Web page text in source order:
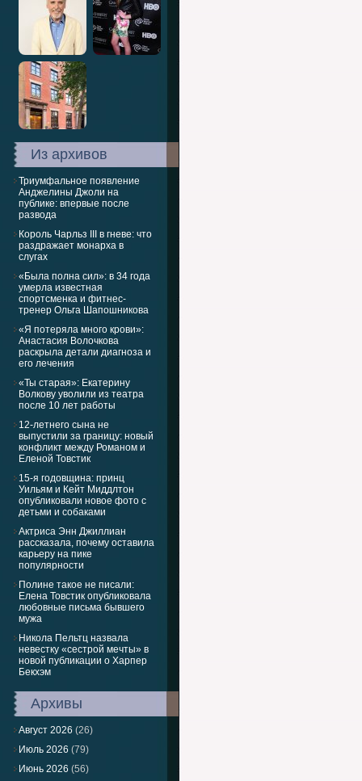
Из архивов
Триумфальное появление
Анджелины Джоли на
публике: впервые после
развода
Король Чарльз III в гневе: что
раздражает монарха в
слугах
«Была полна сил»: в 34 года
умерла известная
спортсменка и фитнес-
тренер Ольга Шапошникова
«Я потеряла много крови»:
Анастасия Волочкова
раскрыла детали диагноза и
его лечения
«Ты старая»: Екатерину
Волкову уволили из театра
после 10 лет работы
12-летнего сына не
выпустили за границу: новый
конфликт между Романом и
Еленой Товстик
15-я годовщина: принц
Уильям и Кейт Миддлтон
опубликовали новое фото с
детьми и собаками
Актриса Энн Джиллиан
рассказала, почему оставила
карьеру на пике
популярности
Полине такое не писали:
Елена Товстик опубликовала
любовные письма бывшего
мужа
Никола Пельтц назвала
невестку «сестрой мечты» в
новой публикации о Харпер
Бекхэм
Архивы
Август 2026 (26)
Июль 2026 (79)
Июнь 2026 (56)